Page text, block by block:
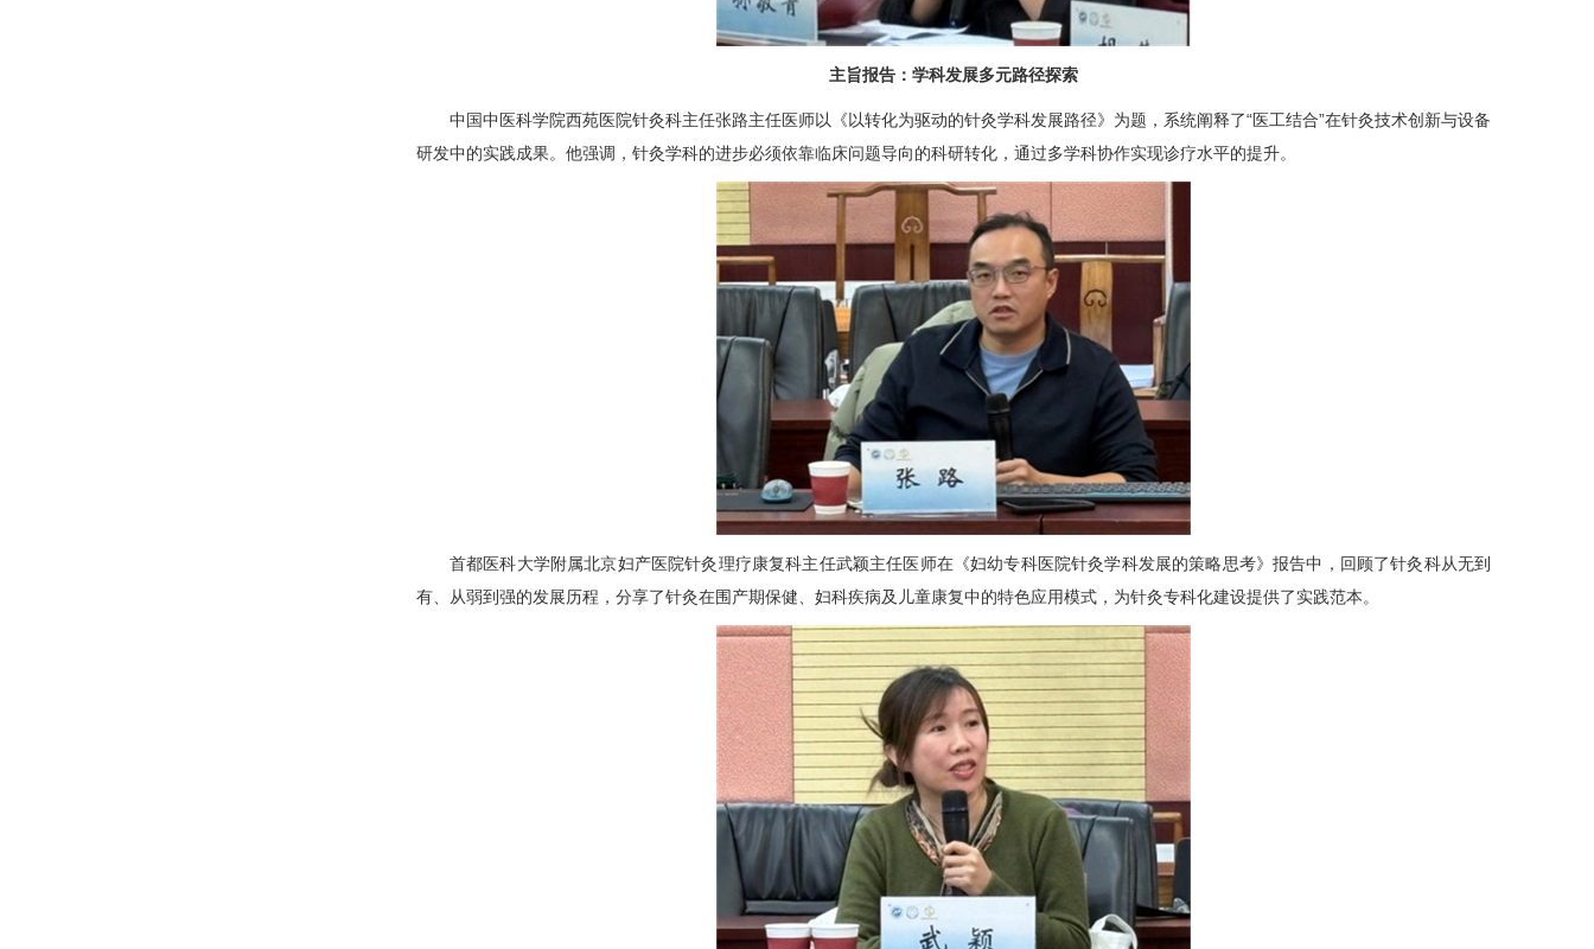
主旨报告：学科发展多元路径探索
中国中医科学院西苑医院针灸科主任张路主任医师以《以转化为驱动的针灸学科发展路径》为题，系统阐释了“医工结合”在针灸技术创新与设备
研发中的实践成果。他强调，针灸学科的进步必须依靠临床问题导向的科研转化，通过多学科协作实现诊疗水平的提升。
首都医科大学附属北京妇产医院针灸理疗康复科主任武颖主任医师在《妇幼专科医院针灸学科发展的策略思考》报告中，回顾了针灸科从无到
有、从弱到强的发展历程，分享了针灸在围产期保健、 妇科疾病及儿童康复中的特色应用模式，为针灸专科化建设提供了实践范本。